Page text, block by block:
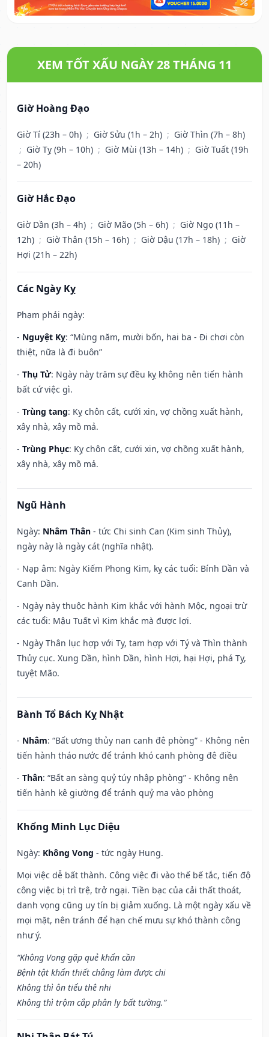
XEM TỐT XẤU NGÀY 28 THÁNG 11
Giờ Hoàng Đạo
Giờ Tí (23h – 0h) ; Giờ Sửu (1h – 2h) ; Giờ Thìn (7h – 8h)
; Giờ Tỵ (9h – 10h) ; Giờ Mùi (13h – 14h) ; Giờ Tuất (19h
– 20h)
Giờ Hắc Đạo
Giờ Dần (3h – 4h) ; Giờ Mão (5h – 6h) ; Giờ Ngọ (11h –
12h) ; Giờ Thân (15h – 16h) ; Giờ Dậu (17h – 18h) ; Giờ
Hợi (21h – 22h)
Các Ngày Kỵ
Phạm phải ngày:
- Nguyệt Kỵ: “Mùng năm, mười bốn, hai ba - Đi chơi còn
thiệt, nữa là đi buôn”
- Thụ Tử: Ngày này trăm sự đều kỵ không nên tiến hành
bất cứ việc gì.
- Trùng tang: Kỵ chôn cất, cưới xin, vợ chồng xuất hành,
xây nhà, xây mồ mả.
- Trùng Phục: Kỵ chôn cất, cưới xin, vợ chồng xuất hành,
xây nhà, xây mồ mả.
Ngũ Hành
Ngày: Nhâm Thân - tức Chi sinh Can (Kim sinh Thủy),
ngày này là ngày cát (nghĩa nhật).
- Nạp âm: Ngày Kiếm Phong Kim, kỵ các tuổi: Bính Dần và
Canh Dần.
- Ngày này thuộc hành Kim khắc với hành Mộc, ngoại trừ
các tuổi: Mậu Tuất vì Kim khắc mà được lợi.
- Ngày Thân lục hợp với Tỵ, tam hợp với Tý và Thìn thành
Thủy cục. Xung Dần, hình Dần, hình Hợi, hại Hợi, phá Tỵ,
tuyệt Mão.
Bành Tổ Bách Kỵ Nhật
- Nhâm: “Bất ương thủy nan canh đê phòng” - Không nên
tiến hành tháo nước để tránh khó canh phòng đê điều
- Thân: “Bất an sàng quỷ túy nhập phòng” - Không nên
tiến hành kê giường để tránh quỷ ma vào phòng
Khổng Minh Lục Diệu
Ngày: Không Vong - tức ngày Hung.
Mọi việc dễ bất thành. Công việc đi vào thế bế tắc, tiến độ
công việc bị trì trệ, trở ngại. Tiền bạc của cải thất thoát,
danh vọng cũng uy tín bị giảm xuống. Là một ngày xấu về
mọi mặt, nên tránh để hạn chế mưu sự khó thành công
như ý.
“Không Vong gặp quẻ khẩn cần
Bệnh tật khẩn thiết chẳng làm được chi
Không thì ôn tiểu thê nhi
Không thì trộm cắp phân ly bất tường.”